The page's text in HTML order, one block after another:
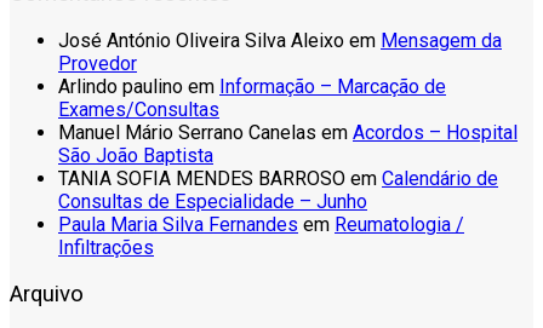
José António Oliveira Silva Aleixo em Mensagem da
Provedor
Arlindo paulino em Informação – Marcação de
Exames/Consultas
Manuel Mário Serrano Canelas em Acordos – Hospital
São João Baptista
TANIA SOFIA MENDES BARROSO em Calendário de
Consultas de Especialidade – Junho
Paula Maria Silva Fernandes em Reumatologia /
Infiltrações
Arquivo